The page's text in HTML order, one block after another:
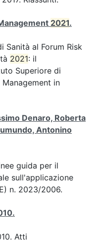
2021.
Sanità al Forum Risk
2021: il
Superiore di
Management in
Denaro, Roberta
Antonino
guida per il
sull'applicazione
n. 2023/2006.
Atti